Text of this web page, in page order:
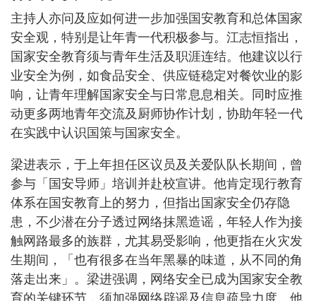
主持人亦问及应如何进一步加强国安教育和总体国家
安全观，特别是让年青一代积极参与。江志恒指出，
国家安全教育须与青年生活及职涯连结。他建议以行
业安全为例，如食品安全、供应链稳定对餐饮业的影
响，让青年理解国家安全与日常息息相关。同时应推
动更多两地青年交流及厨师协作计划，协助年轻一代
在实践中认识国策与国家安全。
梁进表示，于上年担任区议员及关爱队队长期间，曾
参与「国安导师」培训并赴校宣讲。他肯定现行教育
体系在国安教育上的努力，但指出国家安全仍存隐
患，不少潜在分子透过网络抹黑造谣，年轻人作为接
触网路最多的族群，尤其易受影响，他更指在火灾发
生期间，「也有很多在当年黑暴的味道，从不同的角
落走出来」。梁进强调，网络安全已成为国家安全教